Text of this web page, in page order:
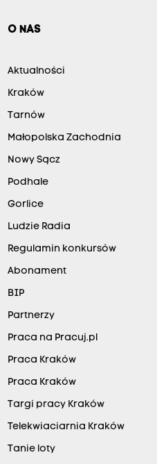
O NAS
Aktualności
Kraków
Tarnów
Małopolska Zachodnia
Nowy Sącz
Podhale
Gorlice
Ludzie Radia
Regulamin konkursów
Abonament
BIP
Partnerzy
Praca na Pracuj.pl
Praca Kraków
Praca Kraków
Targi pracy Kraków
Telekwiaciarnia Kraków
Tanie loty